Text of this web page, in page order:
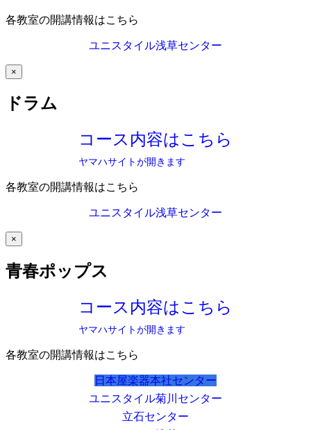
各教室の開講情報はこちら
ユニスタイル浅草センター
×
ドラム
コース内容はこちら
ヤマハサイトが開きます
各教室の開講情報はこちら
ユニスタイル浅草センター
×
青春ポップス
コース内容はこちら
ヤマハサイトが開きます
各教室の開講情報はこちら
日本屋楽器本社センター
ユニスタイル菊川センター
立石センター